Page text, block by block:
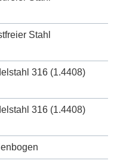
Stahl
316 (1.4408)
316 (1.4408)